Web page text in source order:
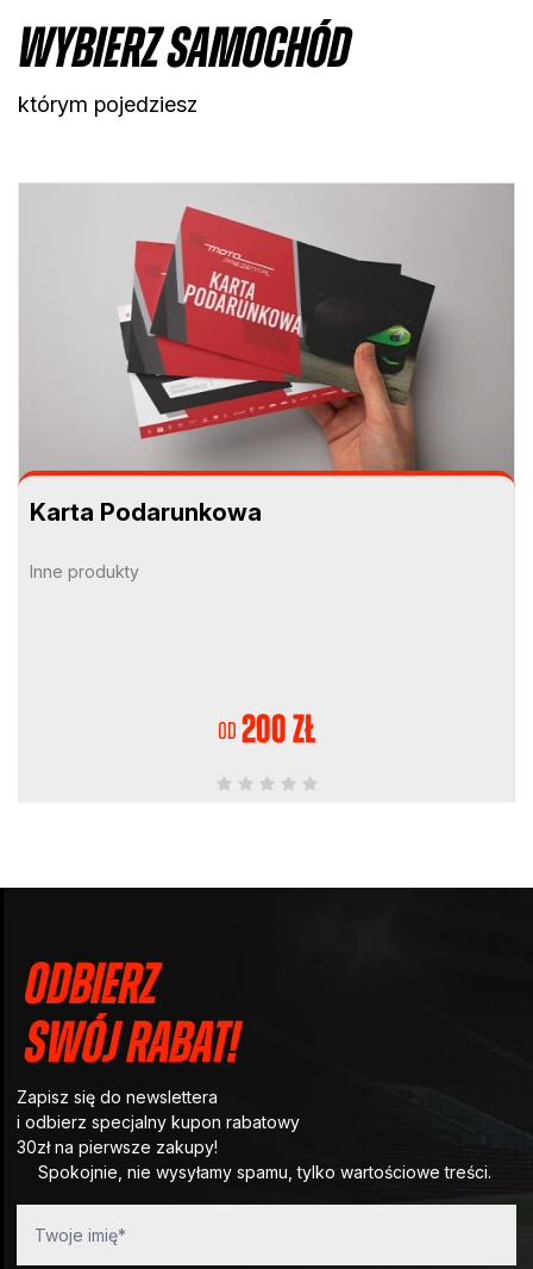
Wybierz samochód
którym pojedziesz
Karta Podarunkowa
Inne produkty
od 200 zł
Odbierz
swój rabat!
Zapisz się do newslettera
i odbierz specjalny kupon rabatowy
30zł na pierwsze zakupy!
Spokojnie, nie wysyłamy spamu, tylko wartościowe treści.